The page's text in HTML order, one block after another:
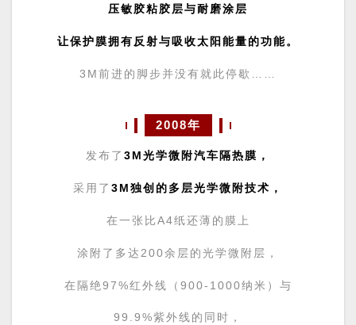
压敏胶粘胶层与耐磨涂层
让保护膜拥有反射与吸收太阳能量的功能。
3M前进的脚步并没有就此停歇……
2008年
发布了 3M光学微附汽车隔热膜 ，
采用了 3M独创的多层光学微附技术，
在一张比A4纸还薄的膜上
涂附了多达200余层的光学微附层，
在隔绝97%红外线（900-1000纳米）与
99.9%紫外线的同时，